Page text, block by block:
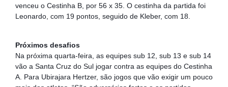
venceu o Cestinha B, por 56 x 35. O cestinha da partida foi
Leonardo, com 19 pontos, seguido de Kleber, com 18.
Próximos desafios
Na próxima quarta-feira, as equipes sub 12, sub 13 e sub 14
vão a Santa Cruz do Sul jogar contra as equipes do Cestinha
A. Para Ubirajara Hertzer, são jogos que vão exigir um pouco